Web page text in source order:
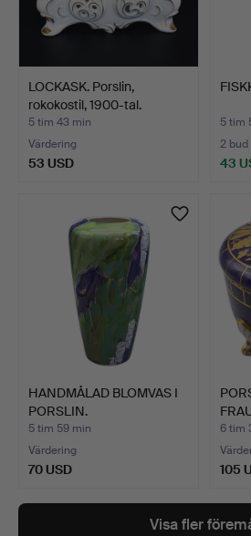
LOCKASK. Porslin,
rokokostil, 1900-tal.
5 tim 43 min
Värdering
53 USD
5 tim
2 bud
43
HANDMÅLAD BLOMVAS I
PORSLIN.
5 tim 59 min
Värdering
70 USD
6 tim
105
Visa fler